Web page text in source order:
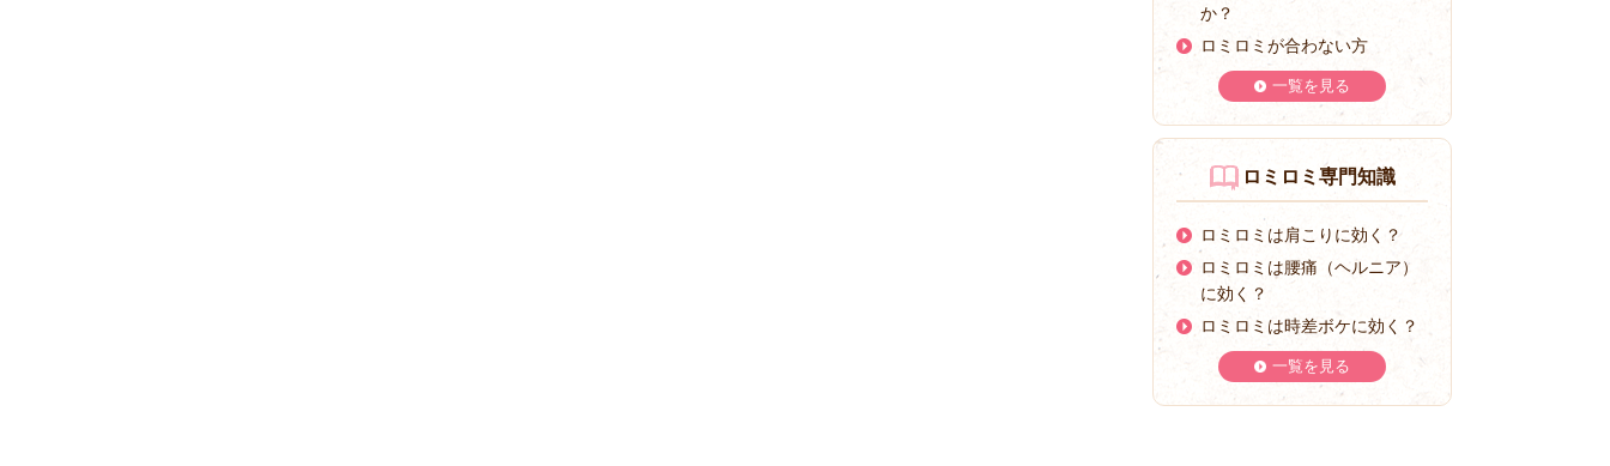
か？
ロミロミが合わない方
一覧を見る
ロミロミ専門知識
ロミロミは肩こりに効く？
ロミロミは腰痛（ヘルニア）
に効く？
ロミロミは時差ボケに効く？
一覧を見る